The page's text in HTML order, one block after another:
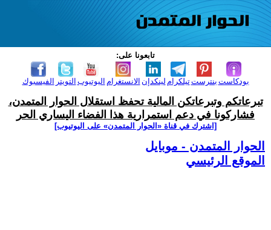
تابعونا على:
الفيسبوك التويتر اليوتيوب الانستغرام لينكدإن تيلكرامبنترست بودكاست
تبرعاتكم وتبرعاتكن المالية تحفظ استقلال الحوار المتمدن،
فشاركونا في دعم استمرارية هذا الفضاء اليساري الحر
[اشترك في قناة ‫«الحوار المتمدن» على اليوتيوب]
الحوار المتمدن - موبايل
الموقع الرئيسي